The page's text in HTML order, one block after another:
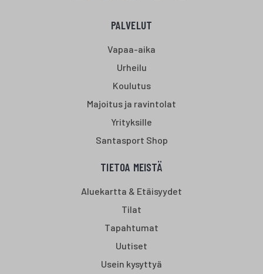
PALVELUT
Vapaa-aika
Urheilu
Koulutus
Majoitus ja ravintolat
Yrityksille
Santasport Shop
TIETOA MEISTÄ
Aluekartta & Etäisyydet
Tilat
Tapahtumat
Uutiset
Usein kysyttyä